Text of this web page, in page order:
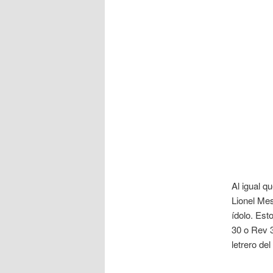
Al igual
Lionel
ídolo.
30 o Rev
letrero